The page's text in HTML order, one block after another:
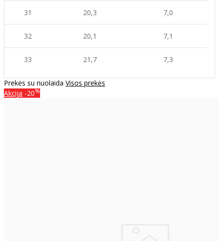
31 20,3 7,0
32 20,1 7,1
33 21,7 7,3
Prekės su nuolaida Visos prekės
Akcija -20%